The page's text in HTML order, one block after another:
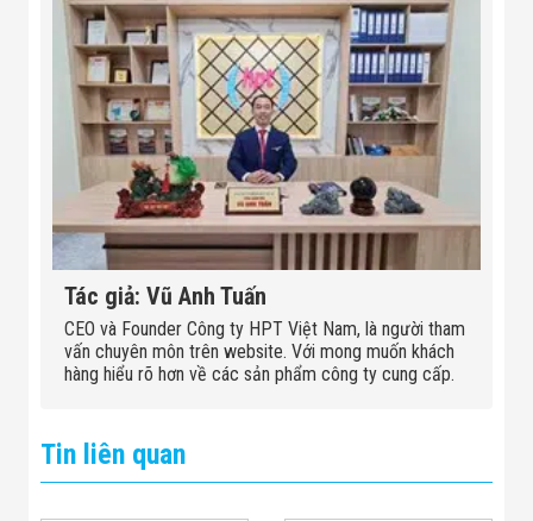
Tác giả: Vũ Anh Tuấn
CEO và Founder Công ty HPT Việt Nam, là người tham
vấn chuyên môn trên website. Với mong muốn khách
hàng hiểu rõ hơn về các sản phẩm công ty cung cấp.
Tin liên quan